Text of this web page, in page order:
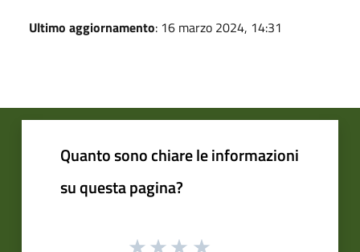
Ultimo aggiornamento: 16 marzo 2024, 14:31
Quanto sono chiare le informazioni
su questa pagina?